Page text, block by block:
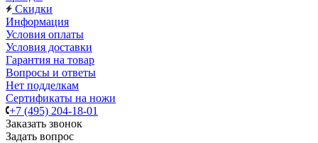
Скидки
Информация
Условия оплаты
Условия доставки
Гарантия на товар
Вопросы и ответы
Нет подделкам
Сертификаты на ножи
+7 (495) 204-18-01
Заказать звонок
Задать вопрос